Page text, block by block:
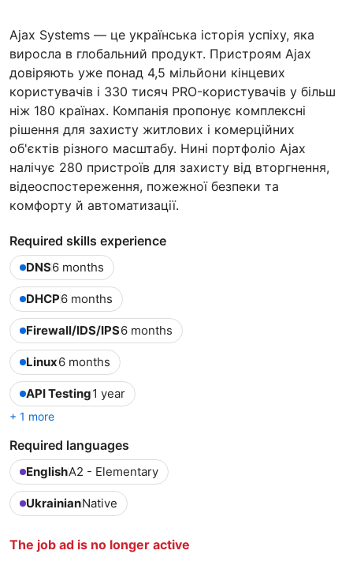
Ajax Systems — це українська історія успіху, яка
виросла в глобальний продукт. Пристроям Ajax
довіряють уже понад 4,5 мільйони кінцевих
користувачів і 330 тисяч PRO-користувачів у більш
ніж 180 країнах. Компанія пропонує комплексні
рішення для захисту житлових і комерційних
об'єктів різного масштабу. Нині портфоліо Ajax
налічує 280 пристроїв для захисту від вторгнення,
відеоспостереження, пожежної безпеки та
комфорту й автоматизації.
Required skills experience
DNS6 months
DHCP6 months
Firewall/IDS/IPS6 months
Linux6 months
API Testing1 year
+ 1 more
Required languages
EnglishA2 - Elementary
UkrainianNative
The job ad is no longer active